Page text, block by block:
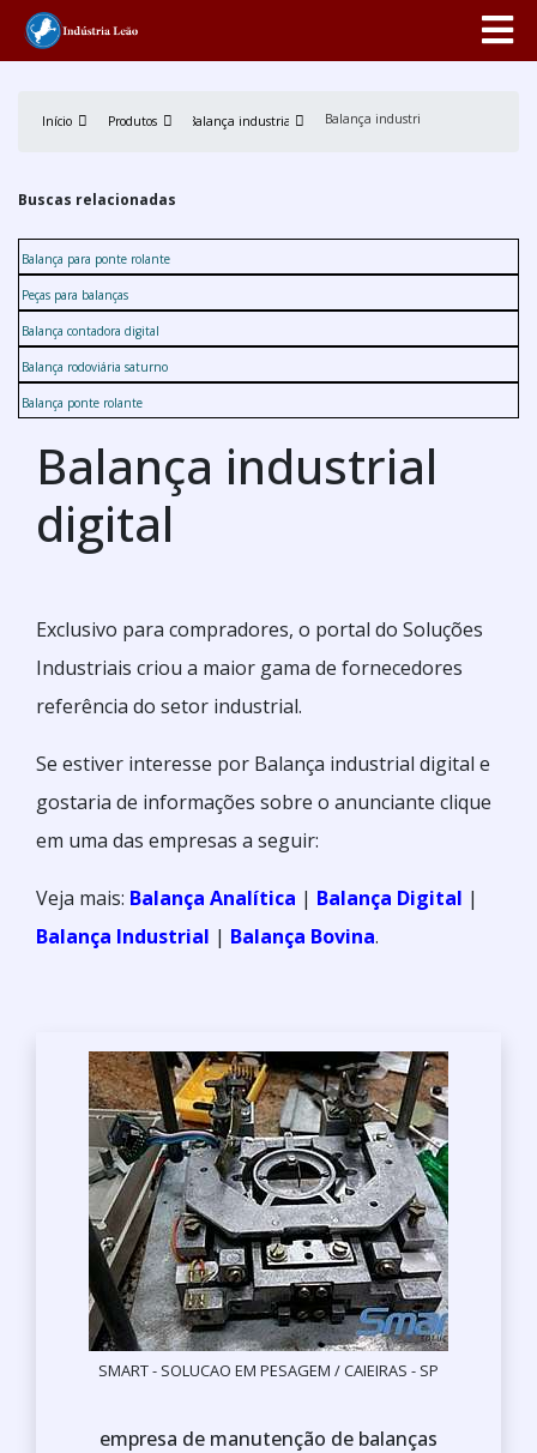
Início Produtos Balança industrial Balança industrial digital
Buscas relacionadas
Balança para ponte rolante
Peças para balanças
Balança contadora digital
Balança rodoviária saturno
Balança ponte rolante
Balança industrial
digital
Exclusivo para compradores, o portal do Soluções
Industriais criou a maior gama de fornecedores
referência do setor industrial.
Se estiver interesse por Balança industrial digital e
gostaria de informações sobre o anunciante clique
em uma das empresas a seguir:
Veja mais: Balança Analítica | Balança Digital |
Balança Industrial | Balança Bovina.
SMART - SOLUCAO EM PESAGEM / CAIEIRAS - SP
empresa de manutenção de balanças